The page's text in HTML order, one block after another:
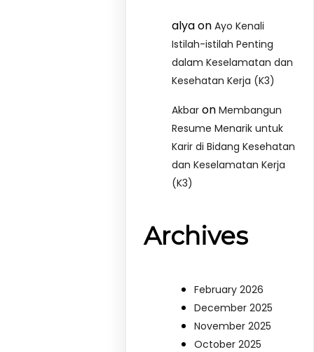
alyaonAyo Kenali
Istilah-istilah Penting
dalam Keselamatan dan
Kesehatan Kerja (K3)
Akbar onMembangun
Resume Menarik untuk
Karir di Bidang Kesehatan
dan Keselamatan Kerja
(K3)
Archives
February 2026
December 2025
November 2025
October 2025